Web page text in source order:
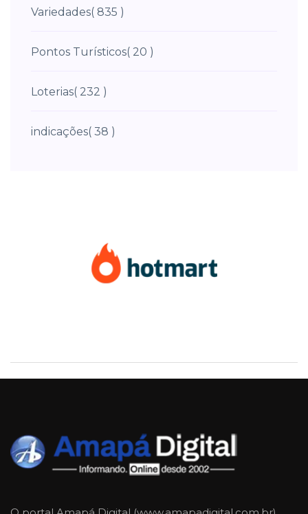
Variedades( 835 )
Pontos Turísticos( 20 )
Loterias( 232 )
indicações( 38 )